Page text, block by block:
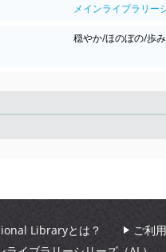
メインライブラリー
穏やか/ほのぼの/歩
Libraryとは？ ご利